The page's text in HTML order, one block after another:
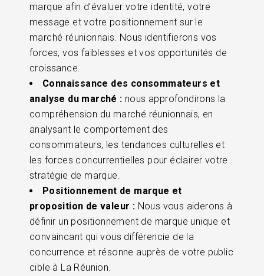
marque afin d’évaluer votre identité, votre
message et votre positionnement sur le
marché réunionnais. Nous identifierons vos
forces, vos faiblesses et vos opportunités de
croissance.
Connaissance des consommateurs et
analyse du marché : nous approfondirons la
compréhension du marché réunionnais, en
analysant le comportement des
consommateurs, les tendances culturelles et
les forces concurrentielles pour éclairer votre
stratégie de marque.
Positionnement de marque et
proposition de valeur : Nous vous aiderons à
définir un positionnement de marque unique et
convaincant qui vous différencie de la
concurrence et résonne auprès de votre public
cible à La Réunion.